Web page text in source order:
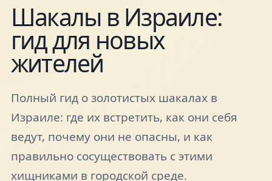
Афиша
Специалисты
Города
Шакалы в Израиле:
гид для новых
жителей
Полный гид о золотистых шакалах в
Израиле: где их встретить, как они себя
ведут, почему они не опасны, и как
правильно сосуществовать с этими
хищниками в городской среде.